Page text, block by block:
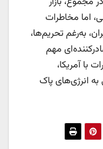
با ثبات نسبی، اما مخاطرات
به‌رغم تحریم‌ها،
مهم
با آمریکا،
به انرژی‌های پاک